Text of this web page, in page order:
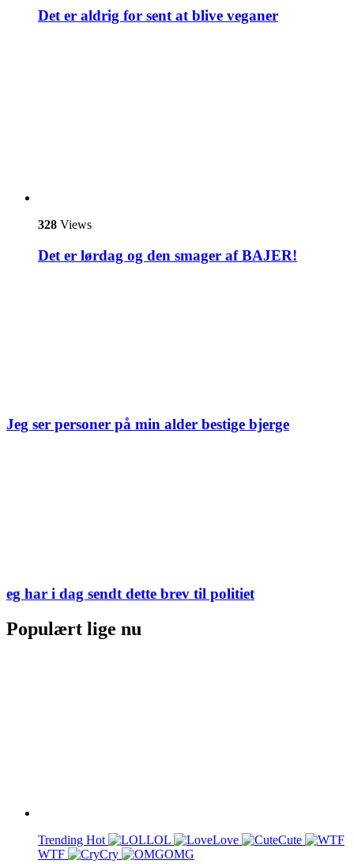
Det er aldrig for sent at blive veganer
328 Views
Det er lørdag og den smager af BAJER!
Jeg ser personer på min alder bestige bjerge
eg har i dag sendt dette brev til politiet
Populært lige nu
Trending Hot LOL Love
Cute
WTF
Cry OMG